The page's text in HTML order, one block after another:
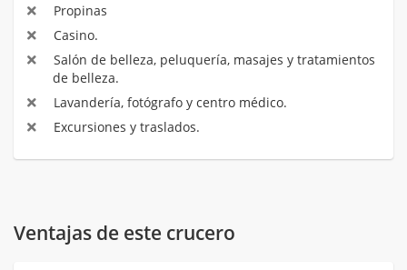
Propinas
Casino.
Salón de belleza, peluquería, masajes y tratamientos
de belleza.
Lavandería, fotógrafo y centro médico.
Excursiones y traslados.
Ventajas de este crucero